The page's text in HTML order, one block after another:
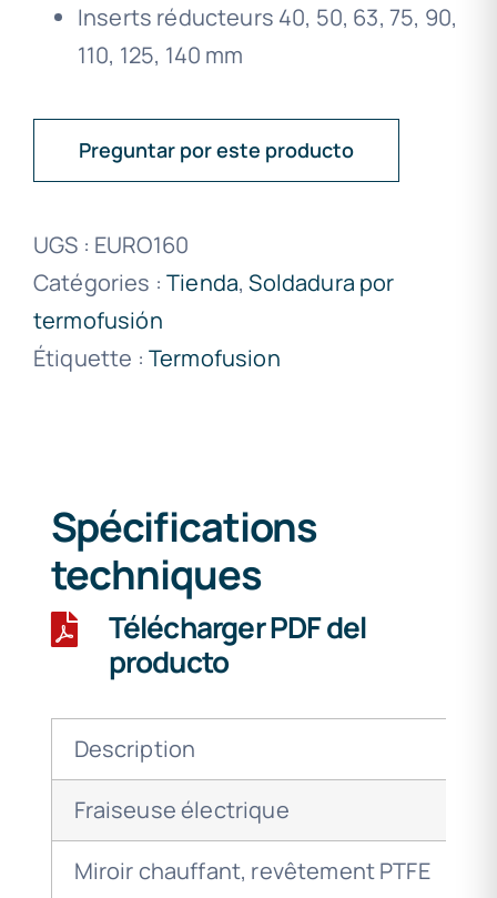
Inserts réducteurs 40, 50, 63, 75, 90,
110, 125, 140 mm
Preguntar por este producto
UGS : EURO160
Catégories :Tienda,Soldadura por
termofusión
Étiquette : Termofusion
Spécifications
techniques
Télécharger PDF del
producto
Description
Fraiseuse électrique
Miroir chauffant, revêtement PTFE